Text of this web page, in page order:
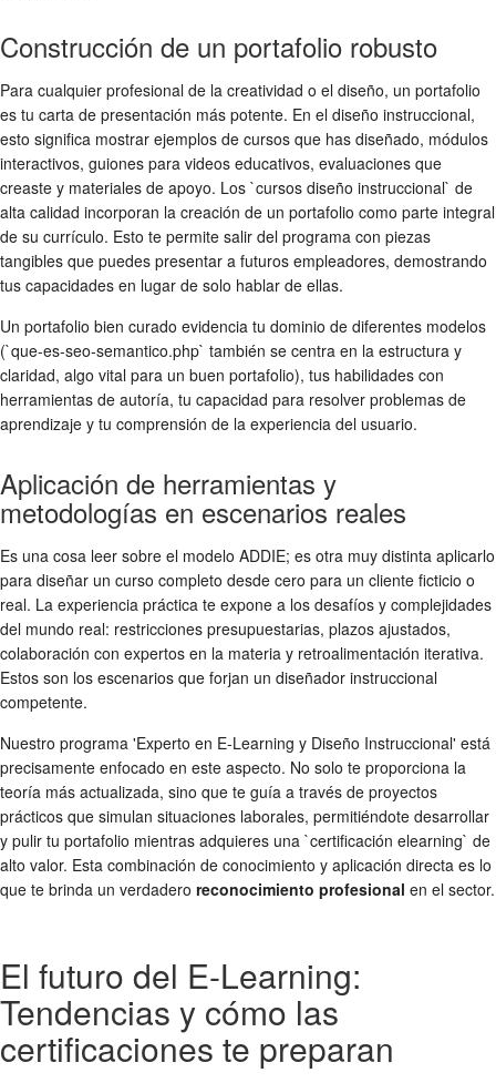
Construcción de un portafolio robusto
Para cualquier profesional de la creatividad o el diseño, un portafolio
es tu carta de presentación más potente. En el diseño instruccional,
esto significa mostrar ejemplos de cursos que has diseñado, módulos
interactivos, guiones para videos educativos, evaluaciones que
creaste y materiales de apoyo. Los `cursos diseño instruccional` de
alta calidad incorporan la creación de un portafolio como parte integral
de su currículo. Esto te permite salir del programa con piezas
tangibles que puedes presentar a futuros empleadores, demostrando
tus capacidades en lugar de solo hablar de ellas.
Un portafolio bien curado evidencia tu dominio de diferentes modelos
(`que-es-seo-semantico.php` también se centra en la estructura y
claridad, algo vital para un buen portafolio), tus habilidades con
herramientas de autoría, tu capacidad para resolver problemas de
aprendizaje y tu comprensión de la experiencia del usuario.
Aplicación de herramientas y
metodologías en escenarios reales
Es una cosa leer sobre el modelo ADDIE; es otra muy distinta aplicarlo
para diseñar un curso completo desde cero para un cliente ficticio o
real. La experiencia práctica te expone a los desafíos y complejidades
del mundo real: restricciones presupuestarias, plazos ajustados,
colaboración con expertos en la materia y retroalimentación iterativa.
Estos son los escenarios que forjan un diseñador instruccional
competente.
Nuestro programa 'Experto en E-Learning y Diseño Instruccional' está
precisamente enfocado en este aspecto. No solo te proporciona la
teoría más actualizada, sino que te guía a través de proyectos
prácticos que simulan situaciones laborales, permitiéndote desarrollar
y pulir tu portafolio mientras adquieres una `certificación elearning` de
alto valor. Esta combinación de conocimiento y aplicación directa es lo
que te brinda un verdadero reconocimiento profesional en el sector.
El futuro del E-Learning:
Tendencias y cómo las
certificaciones te preparan